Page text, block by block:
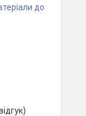
до